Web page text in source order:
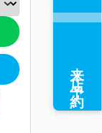
来店予約